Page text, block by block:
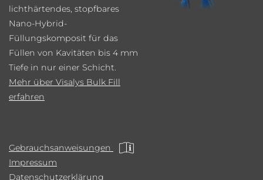
lichthärtendes, stopfbares
Nano-Hybrid-
Füllungskomposit für das
Füllen von Kavitäten bis 4 mm
Tiefe in nur einer Schicht.
Mehr über Visalys Bulk Fill
erfahren
Gebrauchsanweisungen
Impressum
Datenschutzerklärung